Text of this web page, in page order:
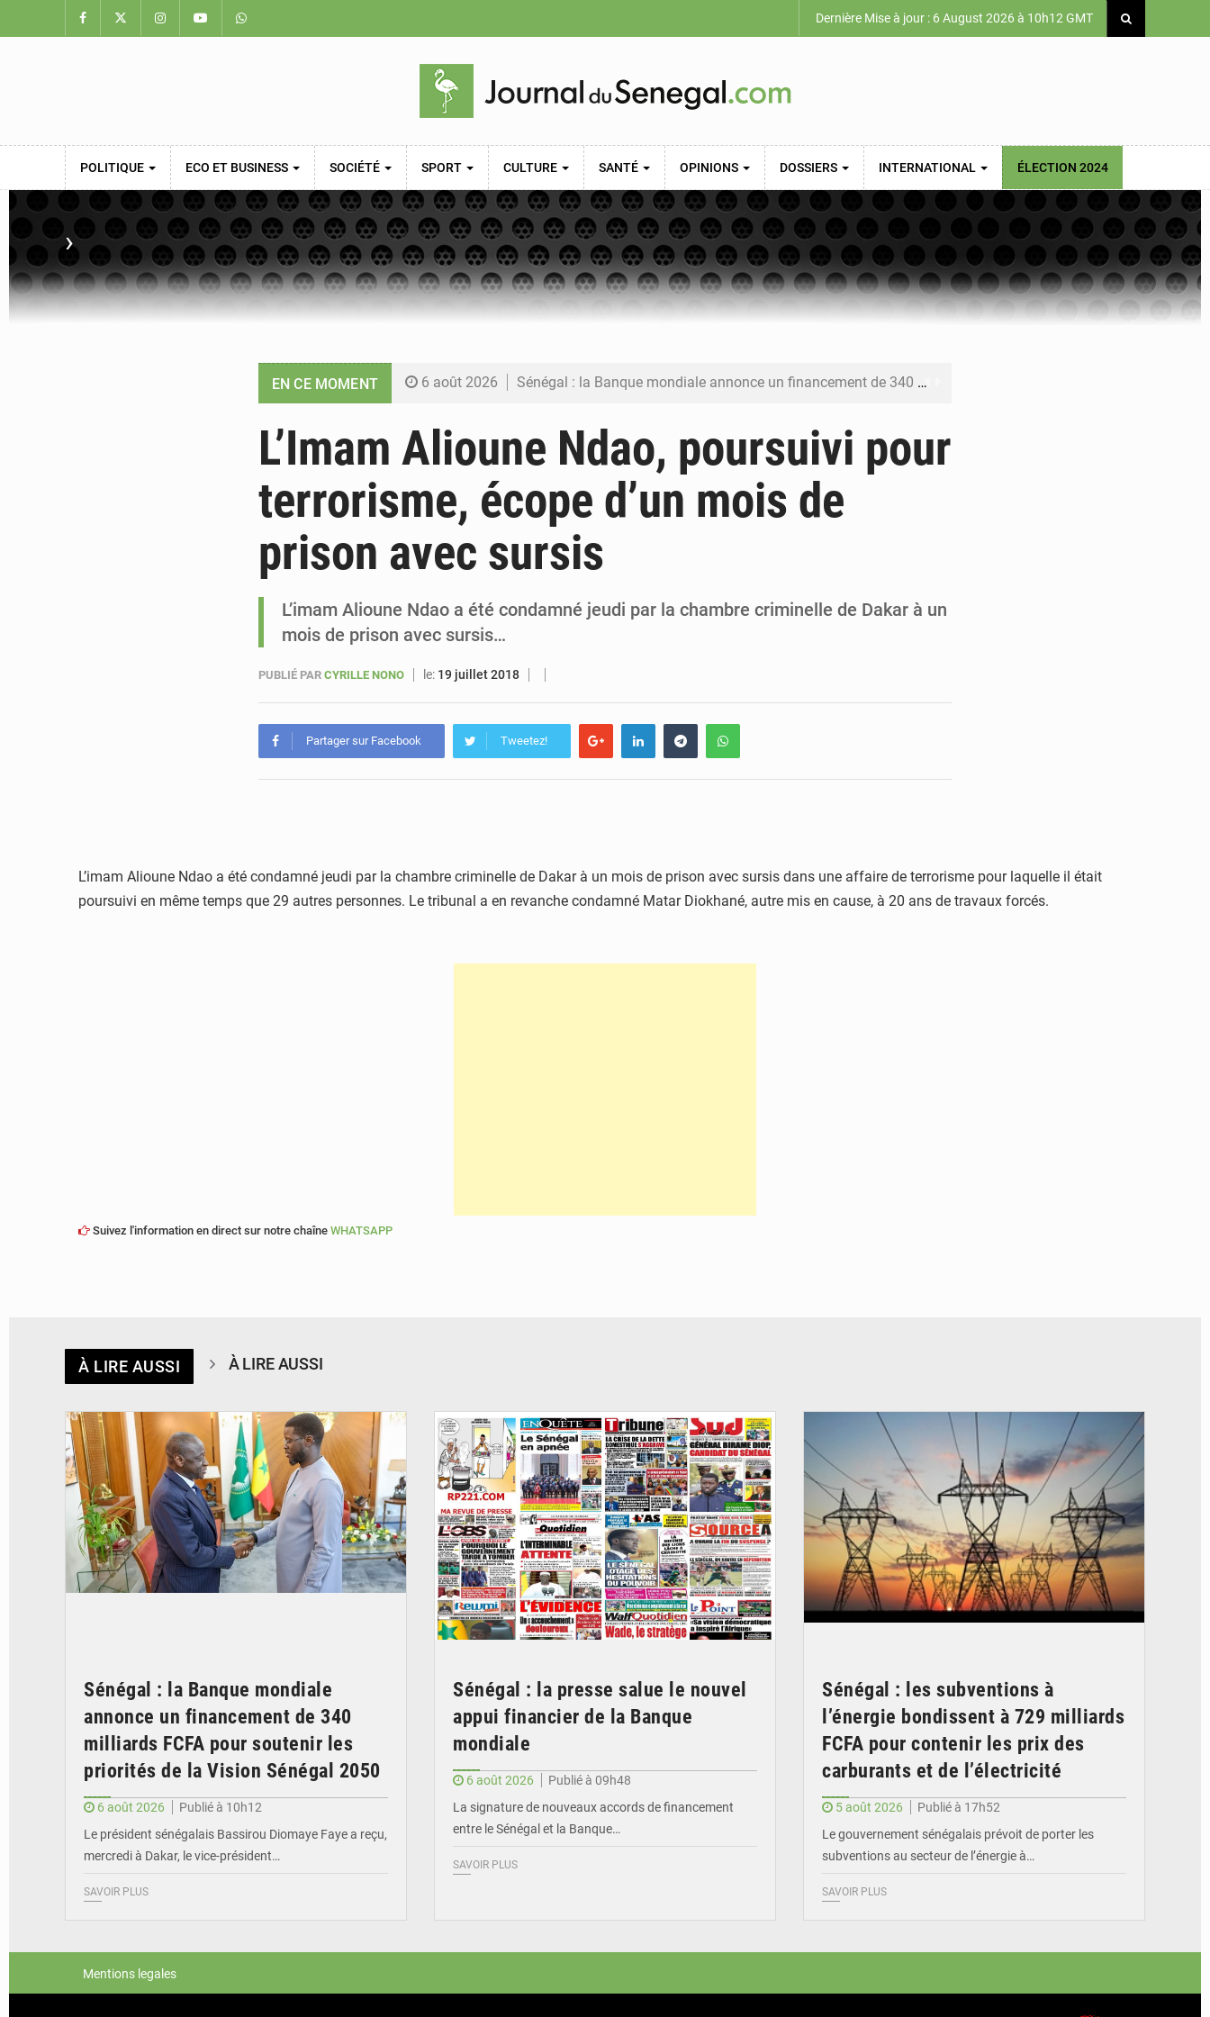
Dernière Mise à jour : 6 August 2026 à 10h12 GMT
POLITIQUE ECO ET BUSINESS SOCIÉTÉ SPORT CULTURE SANTÉ OPINIONS DOSSIERS INTERNATIONAL ÉLECTION 2024
›
EN CE MOMENT 6 août 2026 Sénégal : la Banque mondiale annonce un financement de 340 milliards FCFA pour soutenir les priorités de la Vision Sénégal 2050
5 août 2026 Sénégal : les subventions à l’énergie bondissent à 729 milliards FCFA pour contenir les prix des carburants et de l’électricité
5 août 2026 Sénégal : le niveau du fleuve Sénégal poursuit sa montée à Podor, les autorités appellent à la vigilance
5 août 2026 Sénégal : Ousmane Diagne prêtera serment le 11 août comme président du Conseil constitutionnel
L’Imam Alioune Ndao, poursuivi pour
terrorisme, écope d’un mois de
prison avec sursis
L’imam Alioune Ndao a été condamné jeudi par la chambre criminelle de Dakar à un
mois de prison avec sursis…
PUBLIÉ PAR CYRILLE NONO le: 19 juillet 2018
Partager sur Facebook Tweetez!
L’imam Alioune Ndao a été condamné jeudi par la chambre criminelle de Dakar à un mois de prison avec sursis dans une affaire de terrorisme pour laquelle il était
poursuivi en même temps que 29 autres personnes. Le tribunal a en revanche condamné Matar Diokhané, autre mis en cause, à 20 ans de travaux forcés.
Suivez l'information en direct sur notre chaîne WHATSAPP
À LIRE AUSSI À LIRE AUSSI
Sénégal : la Banque mondiale
annonce un financement de 340
milliards FCFA pour soutenir les
priorités de la Vision Sénégal 2050
6 août 2026
Publié à 10h12
Le président sénégalais Bassirou Diomaye Faye a reçu,
mercredi à Dakar, le vice-président…
SAVOIR PLUS
Sénégal : la presse salue le nouvel
appui financier de la Banque
mondiale
6 août 2026
Publié à 09h48
La signature de nouveaux accords de financement
entre le Sénégal et la Banque…
SAVOIR PLUS
Sénégal : les subventions à
l’énergie bondissent à 729 milliards
FCFA pour contenir les prix des
carburants et de l’électricité
5 août 2026
Publié à 17h52
Le gouvernement sénégalais prévoit de porter les
subventions au secteur de l’énergie à…
SAVOIR PLUS
Mentions legales